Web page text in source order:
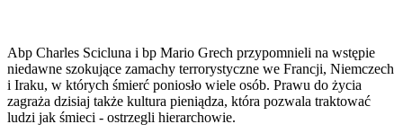
Abp Charles Scicluna i bp Mario Grech przypomnieli na wstępie
niedawne szokujące zamachy terrorystyczne we Francji, Niemczech
i Iraku, w których śmierć poniosło wiele osób. Prawu do życia
zagraża dzisiaj także kultura pieniądza, która pozwala traktować
ludzi jak śmieci - ostrzegli hierarchowie.